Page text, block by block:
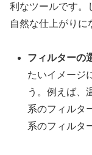
利なツールです。
自然な仕上がりに
フィルターの
たいイメージ
う。例えば、
系のフィルタ
系のフィルタ